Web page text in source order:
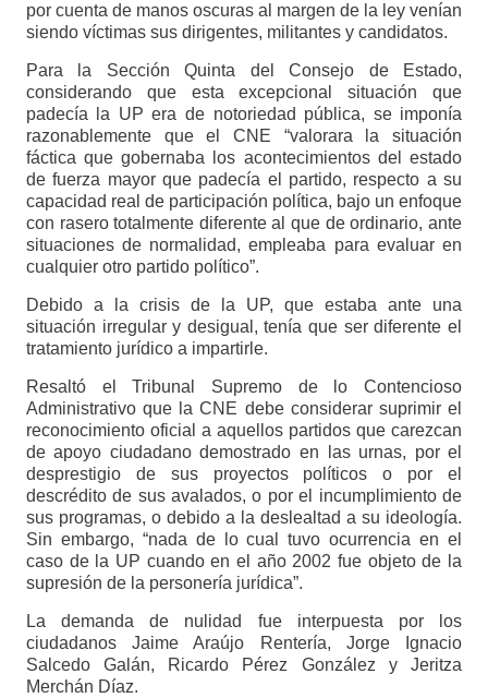
por cuenta de manos oscuras al margen de la ley venían
siendo víctimas sus dirigentes, militantes y candidatos.
Para la Sección Quinta del Consejo de Estado,
considerando que esta excepcional situación que
padecía la UP era de notoriedad pública, se imponía
razonablemente que el CNE “valorara la situación
fáctica que gobernaba los acontecimientos del estado
de fuerza mayor que padecía el partido, respecto a su
capacidad real de participación política, bajo un enfoque
con rasero totalmente diferente al que de ordinario, ante
situaciones de normalidad, empleaba para evaluar en
cualquier otro partido político”.
Debido a la crisis de la UP, que estaba ante una
situación irregular y desigual, tenía que ser diferente el
tratamiento jurídico a impartirle.
Resaltó el Tribunal Supremo de lo Contencioso
Administrativo que la CNE debe considerar suprimir el
reconocimiento oficial a aquellos partidos que carezcan
de apoyo ciudadano demostrado en las urnas, por el
desprestigio de sus proyectos políticos o por el
descrédito de sus avalados, o por el incumplimiento de
sus programas, o debido a la deslealtad a su ideología.
Sin embargo, “nada de lo cual tuvo ocurrencia en el
caso de la UP cuando en el año 2002 fue objeto de la
supresión de la personería jurídica”.
La demanda de nulidad fue interpuesta por los
ciudadanos Jaime Araújo Rentería, Jorge Ignacio
Salcedo Galán, Ricardo Pérez González y Jeritza
Merchán Díaz.